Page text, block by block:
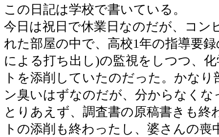
この日記は学校で書いている。
今日は祝日で休業日なのだが、コン
れた部屋の中で、高校1年の指導要
による打ち出し)の監視をしつつ、
トを添削していたのだった。かなり
ン臭いはずなのだが、分からなくな
とりあえず、調査書の原稿書きも終
トの添削も終わったし、婆さんの喪